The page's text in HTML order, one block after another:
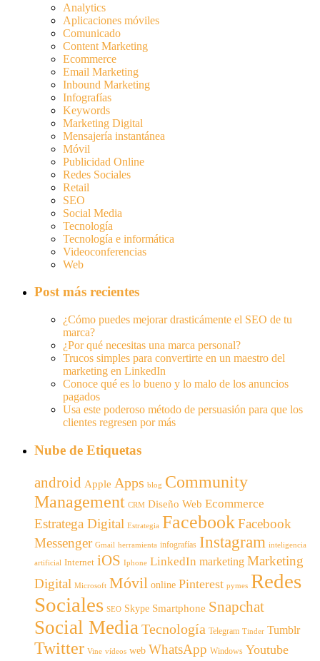
Analytics
Aplicaciones móviles
Comunicado
Content Marketing
Ecommerce
Email Marketing
Inbound Marketing
Infografías
Keywords
Marketing Digital
Mensajería instantánea
Móvil
Publicidad Online
Redes Sociales
Retail
SEO
Social Media
Tecnología
Tecnología e informática
Videoconferencias
Web
Post más recientes
¿Cómo puedes mejorar drasticámente el SEO de tu
marca?
¿Por qué necesitas una marca personal?
Trucos simples para convertirte en un maestro del
marketing en LinkedIn
Conoce qué es lo bueno y lo malo de los anuncios
pagados
Usa este poderoso método de persuasión para que los
clientes regresen por más
Nube de Etiquetas
android Apple Apps blog Community
Management CRM Diseño Web Ecommerce
Estratega Digital Estrategia FacebookFacebook
Messenger Gmail herramienta infografías Instagram inteligencia
artificial Internet iOS Iphone LinkedIn marketing Marketing
Digital Microsoft Móvil online Pinterest pymes Redes
Sociales SEO Skype Smartphone Snapchat
Social Media Tecnología Telegram Tinder Tumblr
Twitter Vine vídeos web WhatsApp Windows Youtube